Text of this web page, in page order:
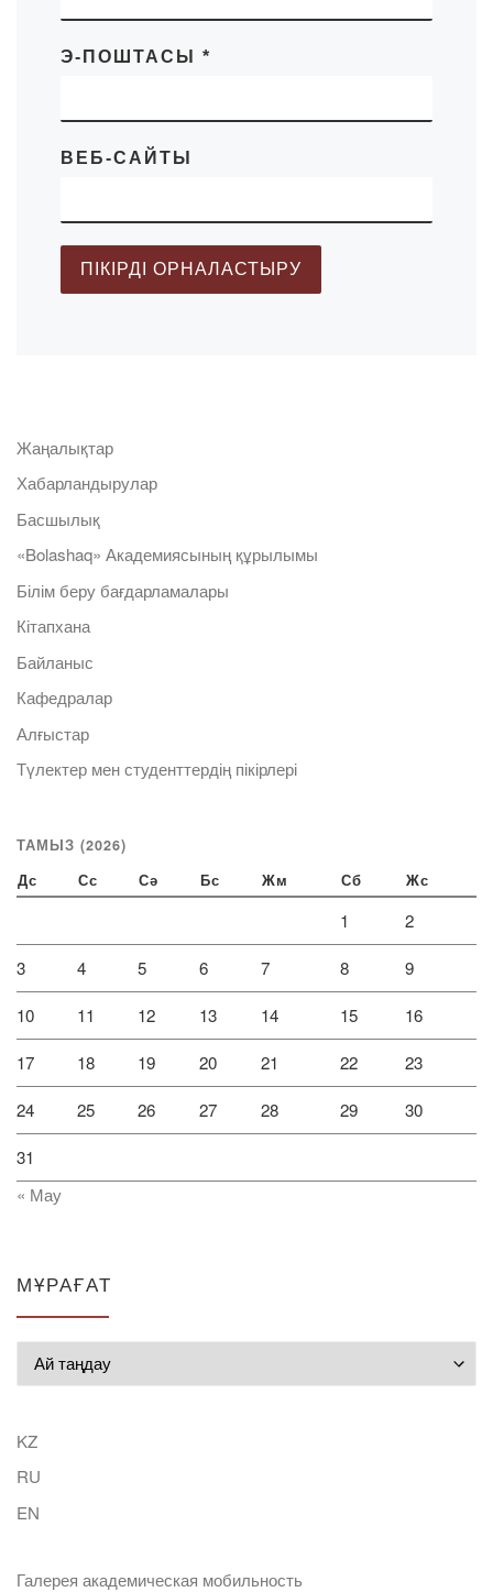
Э-ПОШТАСЫ *
ВЕБ-САЙТЫ
Жаңалықтар
Хабарландырулар
Басшылық
«Bolashaq» Академиясының құрылымы
Білім беру бағдарламалары
Кітапхана
Байланыс
Кафедралар
Алғыстар
Түлектер мен студенттердің пікірлері
ТАМЫЗ (2026)
Дс Сс Сә Бс Жм Сб Жс
1 2
3 4 5 6 7 8 9
10 11 12 13 14 15 16
17 18 19 20 21 22 23
24 25 26 27 28 29 30
31
« Мау
МҰРАҒАТ
KZ
RU
EN
Галерея академическая мобильность